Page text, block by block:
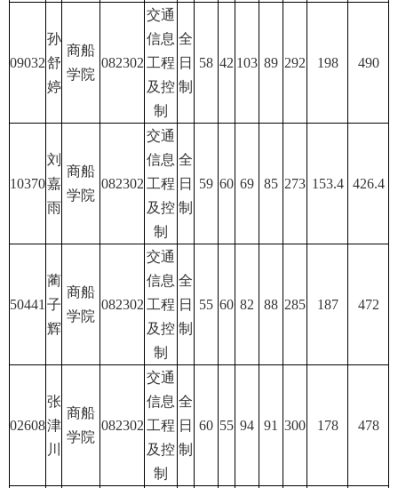
09032
孙
舒
婷
商船
学院
082302
交通
信息
工程
及控
制
全
日
制
58 42 103 89 292 198 490
10370
刘
嘉
雨
商船
学院
082302
交通
信息
工程
及控
制
全
日
制
59 60 69 85 273 153.4 426.4
50441
蔺
子
辉
商船
学院
082302
交通
信息
工程
及控
制
全
日
制
55 60 82 88 285 187 472
02608
张
津
川
商船
学院
082302
交通
信息
工程
及控
制
全
日
制
60 55 94 91 300 178 478